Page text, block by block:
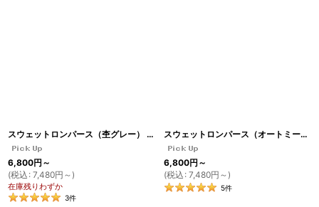
スウェットロンパース（杢グレー） [RO2]
6,800円 ～
(税込 : 7,480円 ～)
在庫残りわずか
3件
スウェットロンパース（オートミール）
6,800円 ～
(税込 : 7,480円 ～)
5件